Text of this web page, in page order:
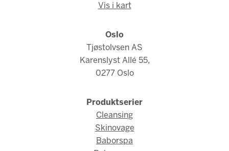
Vis i kart
Oslo
Tjøstolvsen AS
Karenslyst Allé 55,
0277 Oslo
Produktserier
Cleansing
Skinovage
Baborspa